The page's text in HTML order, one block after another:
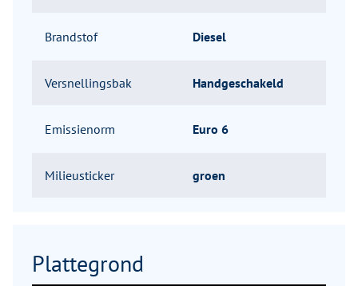
Brandstof Diesel
Versnellingsbak Handgeschakeld
Emissienorm Euro 6
Milieusticker groen
Plattegrond